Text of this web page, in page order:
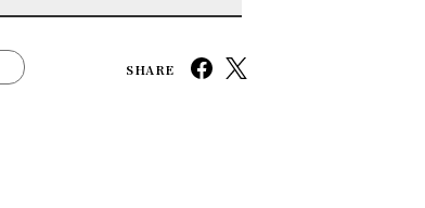
SHARE